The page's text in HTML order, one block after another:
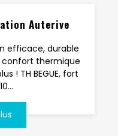
Auterive
efficace, durable
thermique
! TH BEGUE, fort